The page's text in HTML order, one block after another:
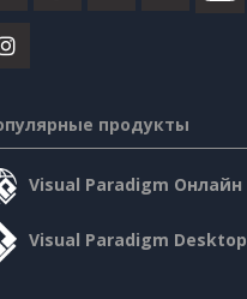
продукты
Visual Paradigm Онлайн
Visual Paradigm Desktop